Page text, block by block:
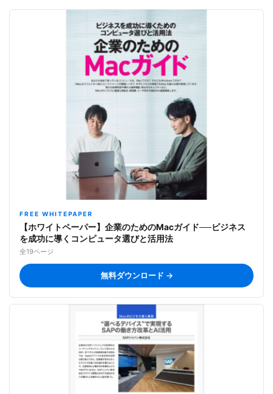
FREE WHITEPAPER
【ホワイトペーパー】企業のためのMacガイド──ビジネス
を成功に導くコンピュータ選びと活用法
全19ページ
無料ダウンロード →